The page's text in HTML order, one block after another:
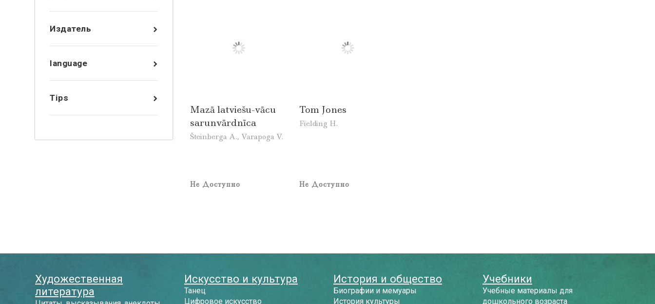
Издатель
language
Tips
Mazā latviešu-vācu
sarunvārdnīca
Šteinberga A., Varapoga V.
Не Доступно
Tom Jones
Fielding H.
Не Доступно
Художественная
литература
Искусство и культура
Танец
Цифровое искусство
История и общество
Биографии и мемуары
История культуры
Учебники
Учебные материалы для
дошкольного возраста